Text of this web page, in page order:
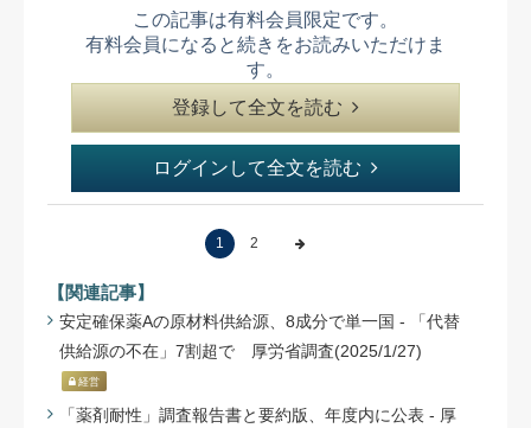
この記事は有料会員限定です。
有料会員になると続きをお読みいただけま
す。
登録して全文を読む
ログインして全文を読む
1 2
【関連記事】
安定確保薬Aの原材料供給源、8成分で単一国 - 「代替
供給源の不在」7割超で 厚労省調査(2025/1/27)
経営
「薬剤耐性」調査報告書と要約版、年度内に公表 - 厚